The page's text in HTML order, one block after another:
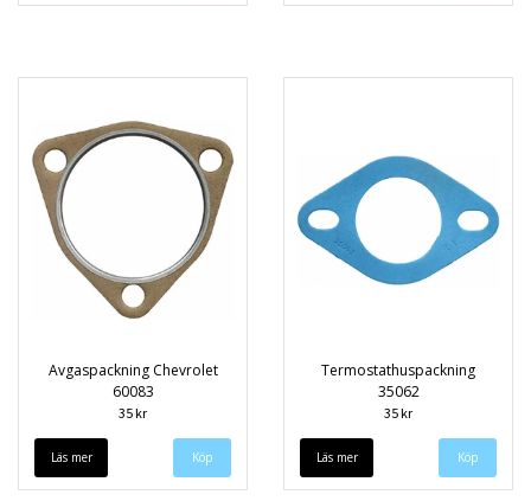
Avgaspackning Chevrolet
60083
35 kr
Läs mer
Termostathuspackning
35062
35 kr
Läs mer